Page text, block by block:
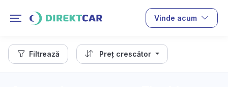
Vinde acum
Filtrează Preț crescător